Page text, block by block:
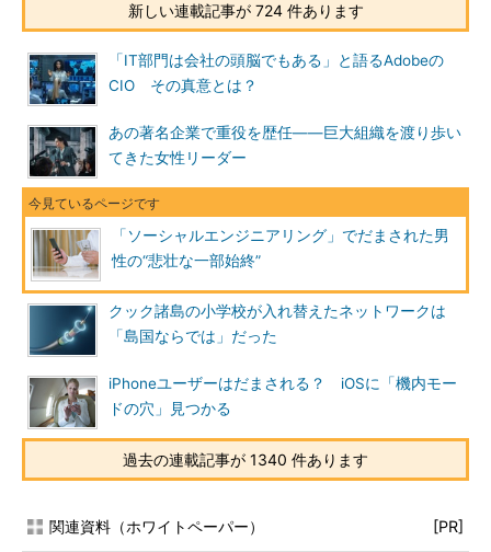
新しい連載記事が 724 件あります
「IT部門は会社の頭脳でもある」と語るAdobeの
CIO その真意とは？
あの著名企業で重役を歴任――巨大組織を渡り歩い
てきた女性リーダー
「ソーシャルエンジニアリング」でだまされた男
性の“悲壮な一部始終”
クック諸島の小学校が入れ替えたネットワークは
「島国ならでは」だった
iPhoneユーザーはだまされる？ iOSに「機内モー
ドの穴」見つかる
過去の連載記事が 1340 件あります
関連資料（ホワイトペーパー） [PR]